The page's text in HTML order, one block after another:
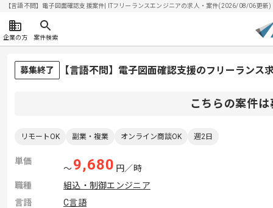
【言語不問】電子図面確認支援案件| ITフリーランスエンジニアの求人・案件(2026/08/06更新)
企業の方 案件検索
募集終了 【言語不問】電子図面確認支援のフリーランス
こちらの案件
リモートOK 副業・複業 オンライン商談OK 週2日
単価
〜9,680 円／時
職種
組込・制御エンジニア
言語
C言語